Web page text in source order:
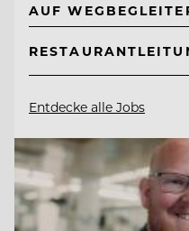
AUF
Entdecke alle Jobs